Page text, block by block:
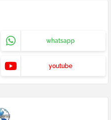
whatsapp
youtube